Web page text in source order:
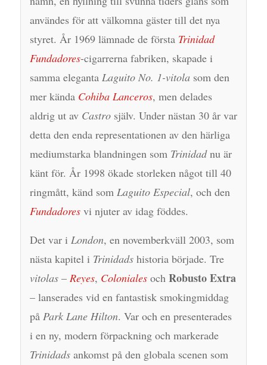
användes för att välkomna gäster till det nya
styret. År 1969 lämnade de första Trinidad
Fundadores-cigarrerna fabriken, skapade i
samma eleganta Laguito No. 1-vitolasom den
mer kända Cohiba Lanceros, men delades
aldrig ut av Castrosjälv. Under nästan 30 år var
detta den enda representationen av den härliga
mediumstarka blandningen som Trinidadnu är
känt för. År 1998 ökade storleken något till 40
ringmått, känd som Laguito Especial, och den
Fundadoresvi njuter av idag föddes.
Det var i London, en novemberkväll 2003, som
nästa kapitel i Trinidadshistoria började. Tre
vitolas– Reyes, Colonialesoch Robusto Extra
– lanserades vid en fantastisk smokingmiddag
på Park Lane Hilton. Var och en presenterades
i en ny, modern förpackning och markerade
Trinidadsankomst på den globala scenen som